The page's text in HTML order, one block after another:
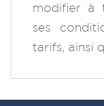
modifier à
ses
tarifs, ainsi